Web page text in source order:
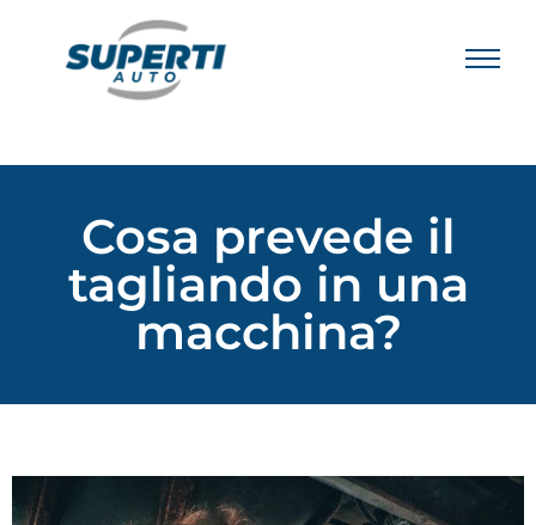
Cosa prevede il
tagliando in una
macchina?